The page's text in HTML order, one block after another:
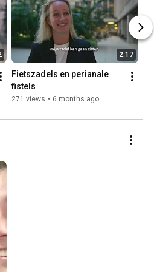
2:17
Fietszadels en perianale
fistels
271 views • 6 months ago